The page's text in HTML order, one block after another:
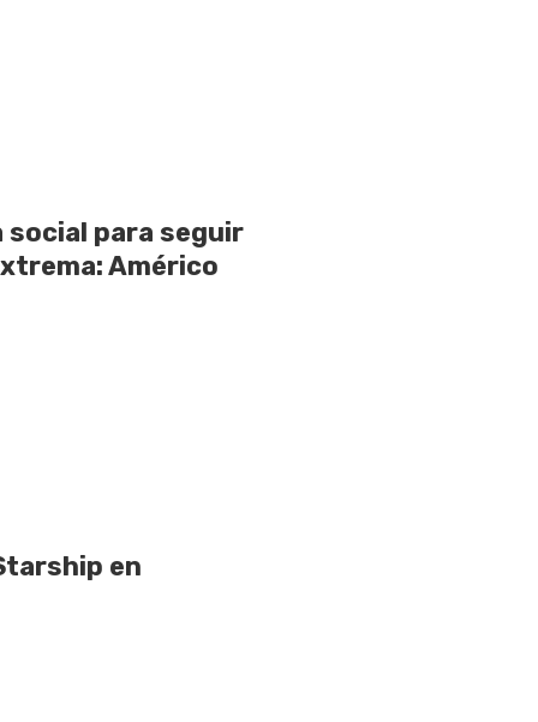
para seguir
Américo
en